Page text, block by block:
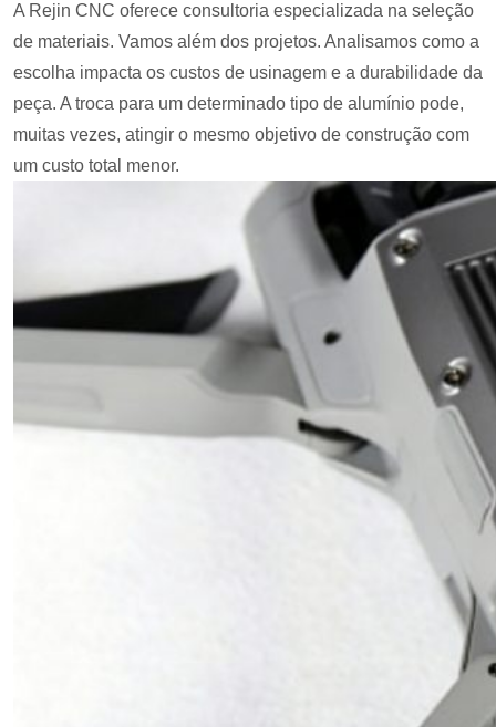
A Rejin CNC oferece consultoria especializada na seleção
de materiais. Vamos além dos projetos. Analisamos como a
escolha impacta os custos de usinagem e a durabilidade da
peça. A troca para um determinado tipo de alumínio pode,
muitas vezes, atingir o mesmo objetivo de construção com
um custo total menor.